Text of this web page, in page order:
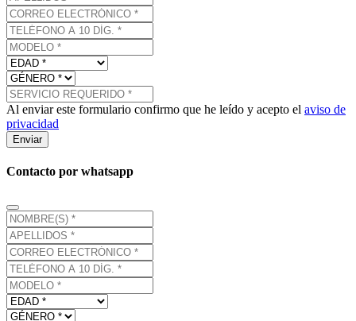
Al enviar este formulario confirmo que he leído y acepto el aviso de
privacidad
Enviar
Contacto por whatsapp